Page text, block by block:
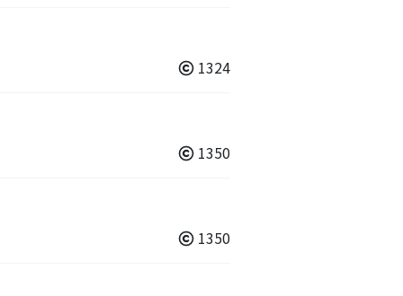
1324
1350
1350